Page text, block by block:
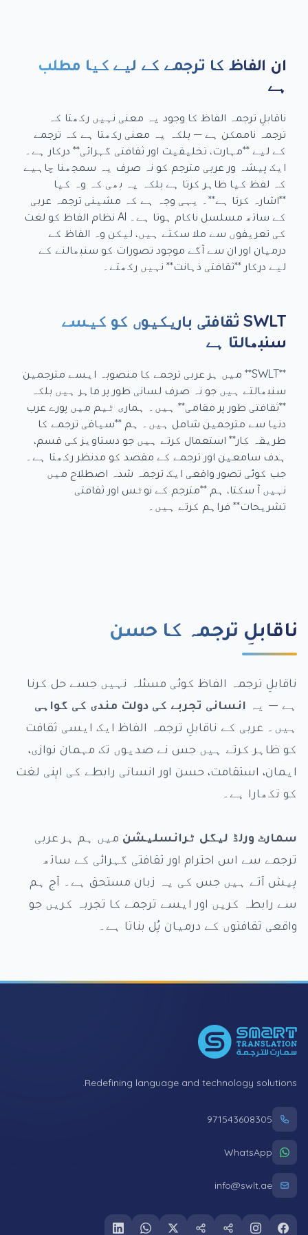
ان الفاظ کا ترجمے کے لیے کیا مطلب
ہے
ناقابلِ ترجمہ الفاظ کا وجود یہ معنی نہیں رکھتا کہ
ترجمہ ناممکن ہے — بلکہ یہ معنی رکھتا ہے کہ ترجمے
کے لیے **مہارت، تخلیقیت اور ثقافتی گہرائی** درکار ہے۔
ایک پیشہ ور عربی مترجم کو نہ صرف یہ سمجھنا چاہیے
کہ لفظ کیا ظاہر کرتا ہے بلکہ یہ بھی کہ وہ کیا
**اشارہ کرتا ہے**۔ یہی وجہ ہے کہ مشینی ترجمہ عربی
کے ساتھ مسلسل ناکام ہوتا ہے۔ AI نظام الفاظ کو لغت
کی تعریفوں سے ملا سکتے ہیں، لیکن وہ الفاظ کے
درمیان اور ان سے آگے موجود تصورات کو سنبھالنے کے
لیے درکار **ثقافتی ذہانت** نہیں رکھتے۔
SWLT ثقافتی باریکیوں کو کیسے
سنبھالتا ہے
**SWLT** میں ہر عربی ترجمے کا منصوبہ ایسے مترجمین
سنبھالتے ہیں جو نہ صرف لسانی طور پر ماہر ہیں بلکہ
**ثقافتی طور پر مقامی** ہیں۔ ہماری ٹیم میں پورے عرب
دنیا سے مترجمین شامل ہیں۔ ہم **سیاقی ترجمے کا
طریقہ کار** استعمال کرتے ہیں جو دستاویز کی قسم،
ہدف سامعین اور ترجمے کے مقصد کو مدنظر رکھتا ہے۔
جب کوئی تصور واقعی ایک ترجمہ شدہ اصطلاح میں
نہیں آ سکتا، ہم **مترجم کے نوٹس اور ثقافتی
تشریحات** فراہم کرتے ہیں۔
ناقابلِ ترجمہ کا حسن
ناقابلِ ترجمہ الفاظ کوئی مسئلہ نہیں جسے حل کرنا
ہے — یہ انسانی تجربے کی دولت مندی کی گواہی
ہیں۔ عربی کے ناقابلِ ترجمہ الفاظ ایک ایسی ثقافت
کو ظاہر کرتے ہیں جس نے صدیوں تک مہمان نوازی،
ایمان، استقامت، حسن اور انسانی رابطے کی اپنی لغت
کو نکھارا ہے۔
سمارٹ ورلڈ لیگل ٹرانسلیشن میں ہم ہر عربی
ترجمے سے اس احترام اور ثقافتی گہرائی کے ساتھ
پیش آتے ہیں جس کی یہ زبان مستحق ہے۔ آج ہم
سے رابطہ کریں اور ایسے ترجمے کا تجربہ کریں جو
واقعی ثقافتوں کے درمیان پُل بناتا ہے۔
Redefining language and technology solutions.
971543608305
WhatsApp
info@swlt.ae